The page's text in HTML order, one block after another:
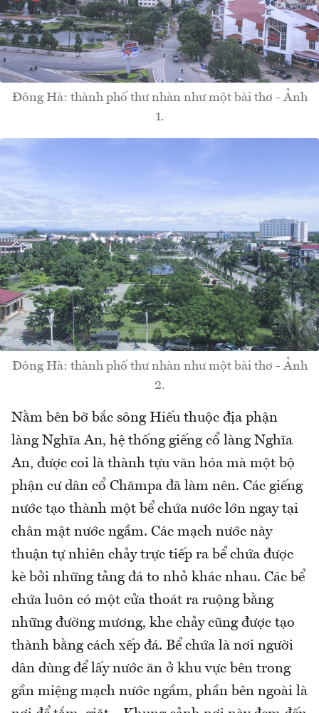
Đông Hà: thành phố thư nhàn như một bài thơ - Ảnh
1.
Đông Hà: thành phố thư nhàn như một bài thơ - Ảnh
2.
Nằm bên bờ bắc sông Hiếu thuộc địa phận
làng Nghĩa An, hệ thống giếng cổ làng Nghĩa
An, được coi là thành tựu văn hóa mà một bộ
phận cư dân cổ Chămpa đã làm nên. Các giếng
nước tạo thành một bể chứa nước lớn ngay tại
chân mật nước ngầm. Các mạch nước này
thuận tự nhiên chảy trực tiếp ra bể chứa được
kè bởi những tảng đá to nhỏ khác nhau. Các bể
chứa luôn có một cửa thoát ra ruộng bằng
những đường mương, khe chảy cũng được tạo
thành bằng cách xếp đá. Bể chứa là nơi người
dân dùng để lấy nước ăn ở khu vực bên trong
gần miệng mạch nước ngầm, phần bên ngoài là